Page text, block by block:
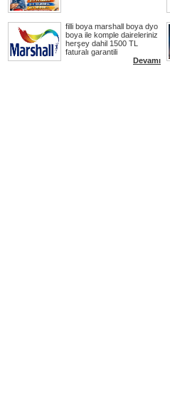
filli boya marshall boya dyo
boya ile komple daireleriniz
herşey dahil 1500 TL
faturalı garantili
Devamı